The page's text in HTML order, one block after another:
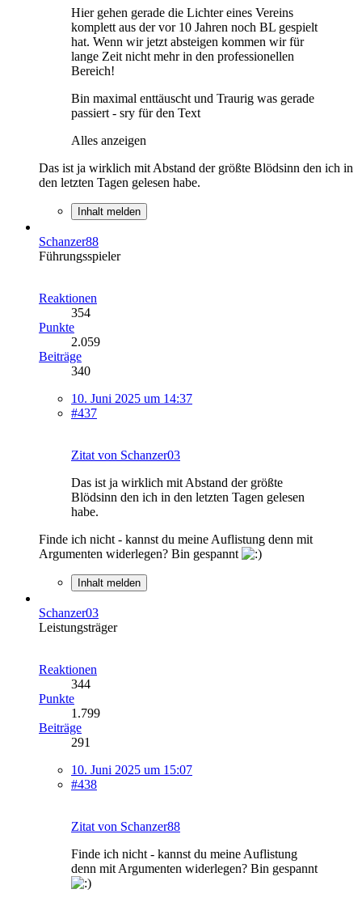
Hier gehen gerade die Lichter eines Vereins
komplett aus der vor 10 Jahren noch BL gespielt
hat. Wenn wir jetzt absteigen kommen wir für
lange Zeit nicht mehr in den professionellen
Bereich!
Bin maximal enttäuscht und Traurig was gerade
passiert - sry für den Text
Alles anzeigen
Das ist ja wirklich mit Abstand der größte Blödsinn den ich in
den letzten Tagen gelesen habe.
Inhalt melden
Schanzer88
Führungsspieler
Reaktionen
354
Punkte
2.059
Beiträge
340
10. Juni 2025 um 14:37
#437
Zitat von Schanzer03
Das ist ja wirklich mit Abstand der größte
Blödsinn den ich in den letzten Tagen gelesen
habe.
Finde ich nicht - kannst du meine Auflistung denn mit
Argumenten widerlegen? Bin gespannt
Inhalt melden
Schanzer03
Leistungsträger
Reaktionen
344
Punkte
1.799
Beiträge
291
10. Juni 2025 um 15:07
#438
Zitat von Schanzer88
Finde ich nicht - kannst du meine Auflistung
denn mit Argumenten widerlegen? Bin gespannt